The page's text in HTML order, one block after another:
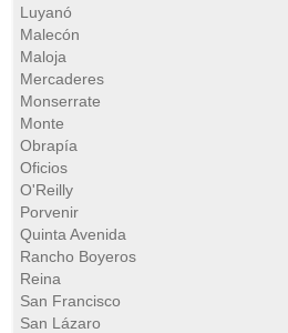
Luyanó
Malecón
Maloja
Mercaderes
Monserrate
Monte
Obrapía
Oficios
O'Reilly
Porvenir
Quinta Avenida
Rancho Boyeros
Reina
San Francisco
San Lázaro